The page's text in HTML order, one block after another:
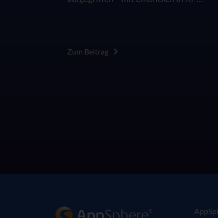
Zum Beitrag
AppSphere IT-Lösungsanbieter